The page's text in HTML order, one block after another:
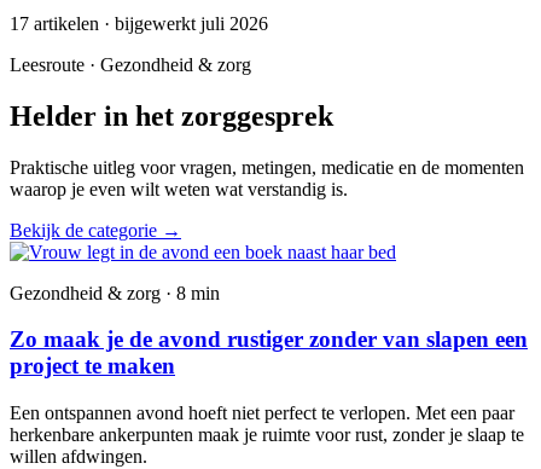
17 artikelen · bijgewerkt juli 2026
Leesroute · Gezondheid & zorg
Helder in het zorggesprek
Praktische uitleg voor vragen, metingen, medicatie en de momenten
waarop je even wilt weten wat verstandig is.
Bekijk de categorie →
Gezondheid & zorg · 8 min
Zo maak je de avond rustiger zonder van slapen een
project te maken
Een ontspannen avond hoeft niet perfect te verlopen. Met een paar
herkenbare ankerpunten maak je ruimte voor rust, zonder je slaap te
willen afdwingen.